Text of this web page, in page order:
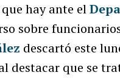
hay ante el
sobre
descartó este
destacar que se